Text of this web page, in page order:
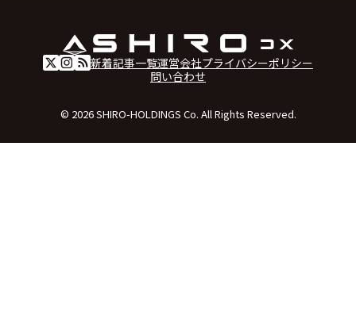
新着記事一覧運営会社プライバシーポリシー
問い合わせ
© 2026 SHIRO-HOLDINGS Co. All Rights Reserved.